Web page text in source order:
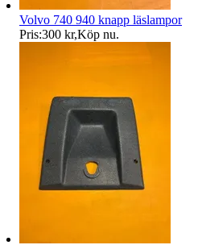
Volvo 740 940 knapp läslampor
Pris:300 kr,Köp nu.